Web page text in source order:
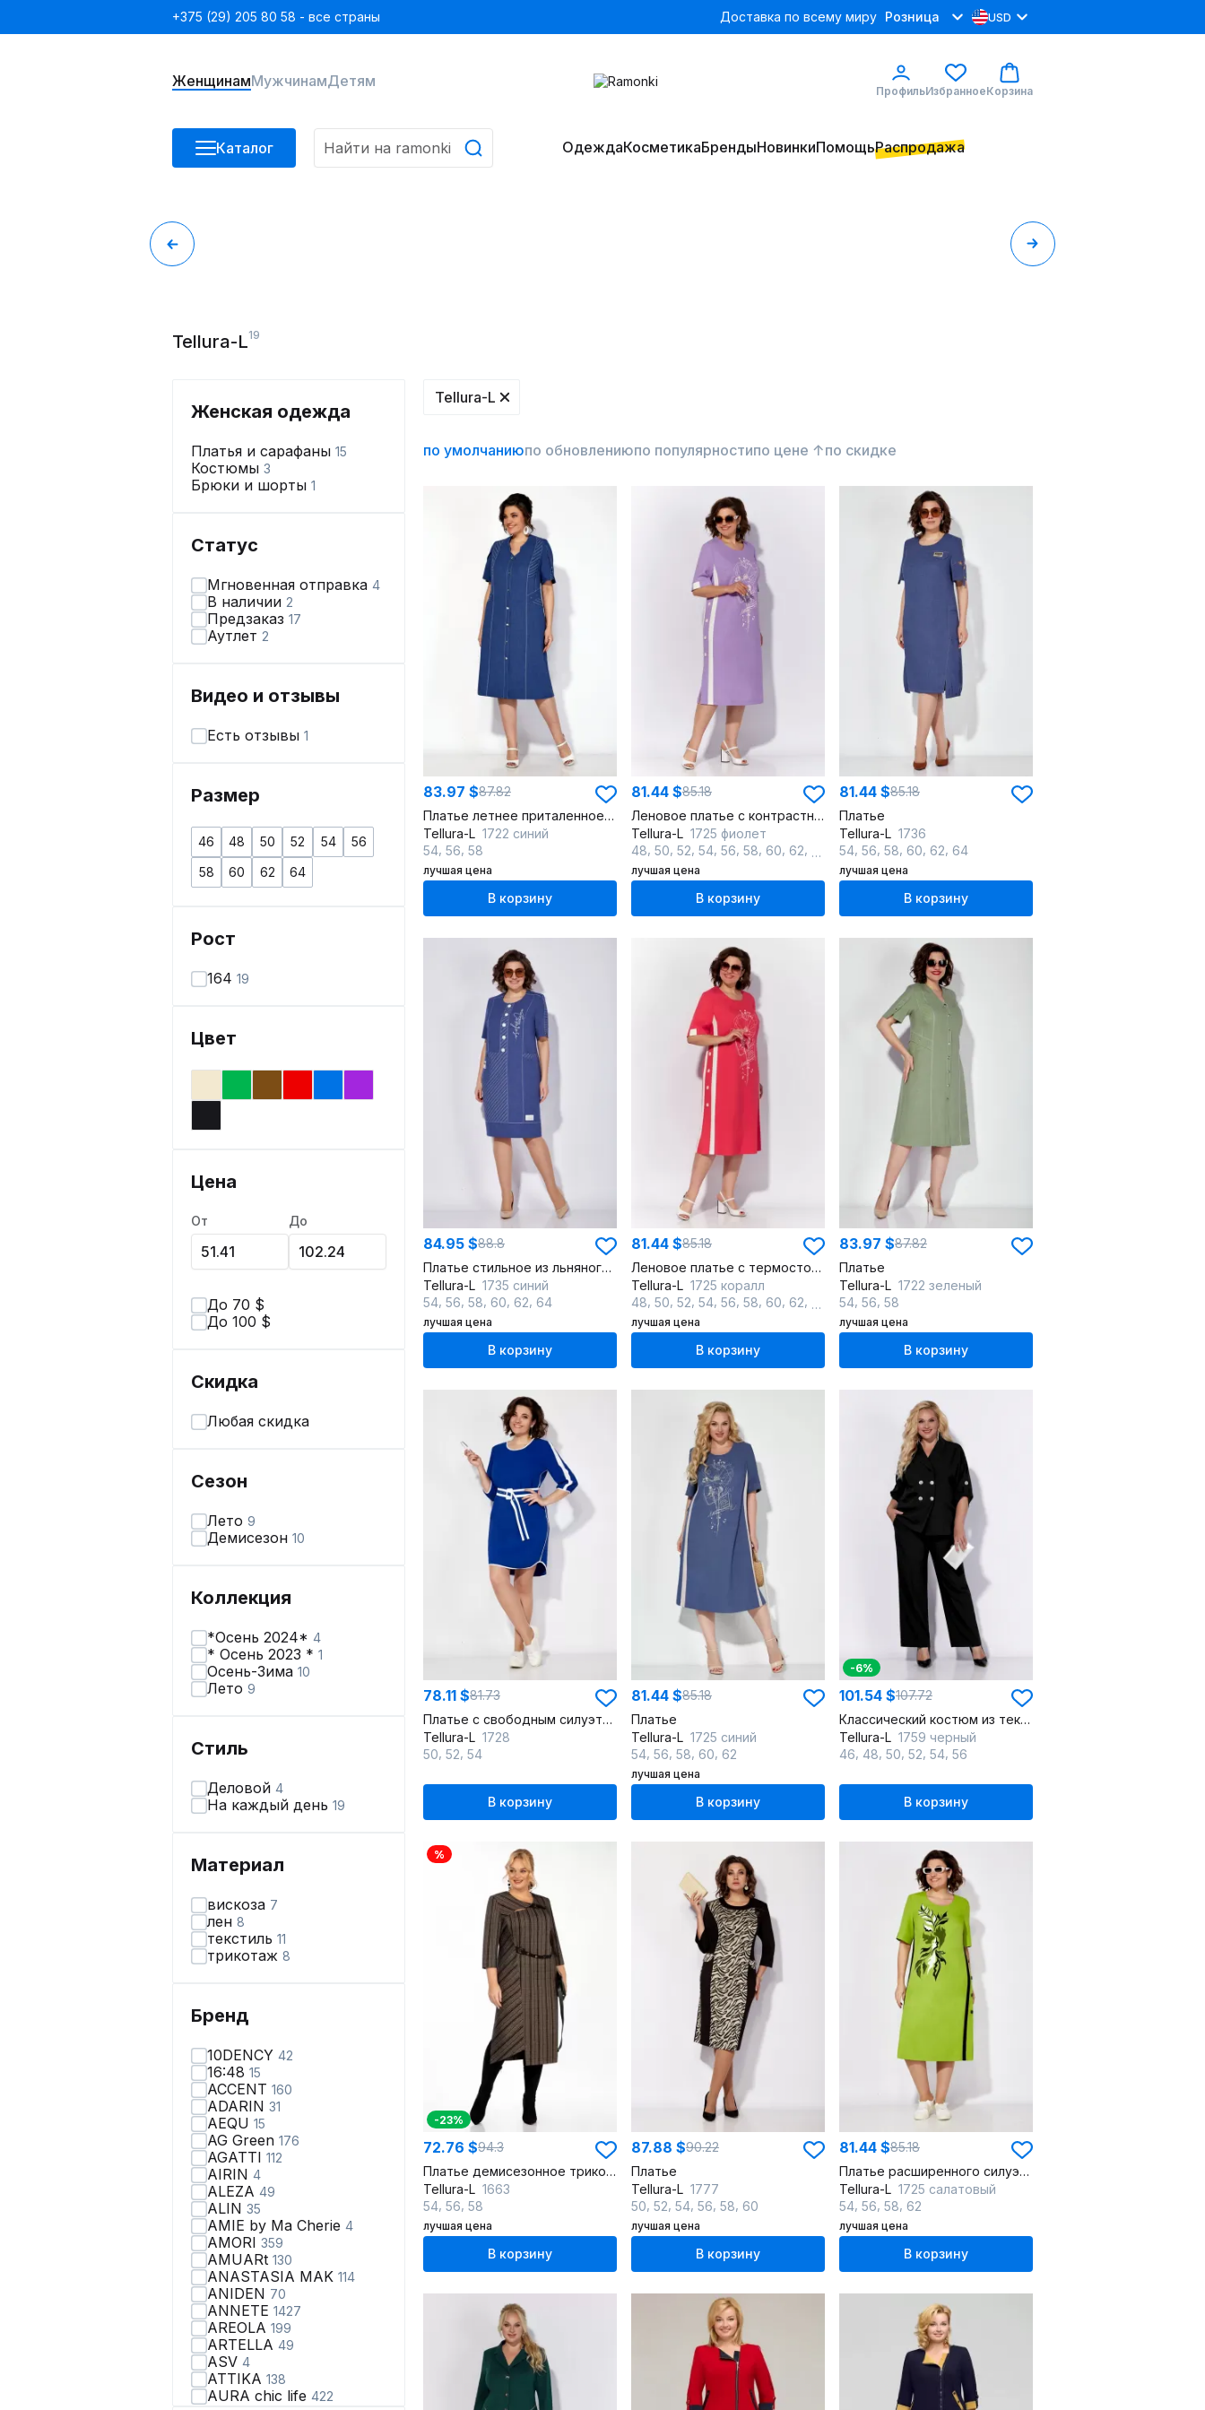
+375 (29) 205 80 58 - все страны Доставка по всему миру Розница USD
ЖенщинамМужчинамДетям
ПрофильИзбранноеКорзина
Каталог ОдеждаКосметикаБрендыНовинкиПомощьРаспродажа
Tellura-L19
Женская одежда
Платья и сарафаны 15
Костюмы 3
Брюки и шорты 1
Статус
Мгновенная отправка 4
В наличии 2
Предзаказ 17
Аутлет 2
Видео и отзывы
Есть отзывы 1
Размер
46 48 50 52 54
56
58
60 62 64
Рост
164 19
Цвет
Цена
От До
До 70 $
До 100 $
Скидка
Любая скидка
Сезон
Лето 9
Демисезон 10
Коллекция
*Осень 2024* 4
* Осень 2023 * 1
Осень-Зима 10
Лето 9
Стиль
Деловой 4
На каждый день 19
Материал
вискоза 7
лен 8
текстиль 11
трикотаж 8
Бренд
10DENCY 42
16:48 15
ACCENT 160
ADARIN 31
AEQU 15
AG Green 176
AGATTI 112
AIRIN 4
ALEZA 49
ALIN 35
AMIE by Ma Сherie 4
AMORI 359
AMUARt 130
ANASTASIA MAK 114
ANIDEN 70
ANNETE 1427
AREOLA 199
ARTELLA 49
ASV 4
ATTIKA 138
AURA chic life 422
Tellura-L
по умолчаниюпо обновлениюпо популярностипо цене ↑по скидке
83.97 $87.82
Платье летнее приталенное из льна и текстиля
Tellura-L 1722 синий
54 56 58
лучшая цена
В корзину
81.44 $85.18
Леновое платье с контрастными вставками и разрезом
Tellura-L 1725 фиолет
48 50 52 54 56 58 60 62
лучшая цена
В корзину
81.44 $85.18
Платье
Tellura-L 1736
54 56 58 60 62 64
лучшая цена
В корзину
84.95 $88.8
Платье стильное из льняного текстиля в спорт-шик стиле
Tellura-L 1735 синий
54 56 58 60 62 64
лучшая цена
В корзину
81.44 $85.18
Леновое платье с термостойчной печатью и разрезом
Tellura-L 1725 коралл
48 50 52 54 56 58 60 62
лучшая цена
В корзину
83.97 $87.82
Платье
Tellura-L 1722 зеленый
54 56 58
лучшая цена
В корзину
78.11 $81.73
Платье с свободным силуэтом из легкой тканью
Tellura-L 1728
50 52 54
В корзину
81.44 $85.18
Платье
Tellura-L 1725 синий
54 56 58 60 62
лучшая цена
В корзину
-6%
101.54 $107.72
Классический костюм из текстиля с брюками и жакетом
Tellura-L 1759 черный
46 48 50 52 54 56
В корзину
%
-23%
72.76 $94.3
Платье демисезонное трикотажное в полоску с кокетками
Tellura-L 1663
54 56 58
лучшая цена
В корзину
87.88 $90.22
Платье
Tellura-L 1777
50 52 54 56 58 60
лучшая цена
В корзину
81.44 $85.18
Платье расширенного силуэта из льняного текстиля с контрастными вставками
Tellura-L 1725 салатовый
54 56 58 62
лучшая цена
В корзину